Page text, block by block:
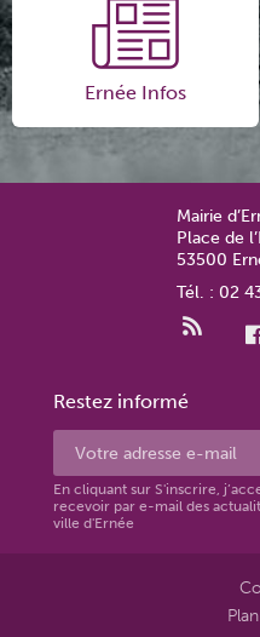
Ernée Infos
Mairie
Place de
53500
Tél. : 02
Restez informé
En cliquant sur S'inscrire,
recevoir par e-mail des
ville d'Ernée